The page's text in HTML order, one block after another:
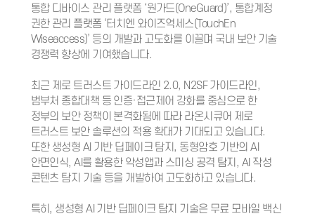
통합 디바이스 관리 플랫폼 ‘원가드(OneGuard)’, 통합계정
권한 관리 플랫폼 ‘터치엔 와이즈억세스(TouchEn
Wiseaccess)’ 등의 개발과 고도화를 이끌며 국내 보안 기술
경쟁력 향상에 기여했습니다.
최근 제로 트러스트 가이드라인 2.0, N2SF 가이드라인,
범부처 종합대책 등 인증·접근제어 강화를 중심으로 한
정부의 보안 정책이 본격화됨에 따라 라온시큐어 제로
트러스트 보안 솔루션의 적용 확대가 기대되고 있습니다.
또한 생성형 AI 기반 딥페이크 탐지, 동형암호 기반의 AI
안면인식, AI를 활용한 악성앱과 스미싱 공격 탐지, AI 작성
콘텐츠 탐지 기술 등을 개발하여 고도화하고 있습니다.
특히, 생성형 AI 기반 딥페이크 탐지 기술은 무료 모바일 백신